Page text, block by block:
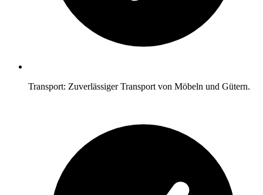
Transport: Zuverlässiger Transport von Möbeln und Gütern.